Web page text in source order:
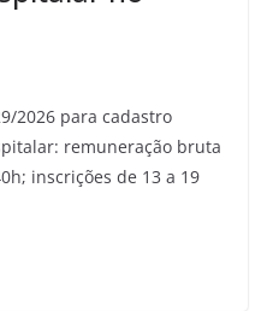
2026 para cadastro
remuneração bruta
inscrições de 13 a 19